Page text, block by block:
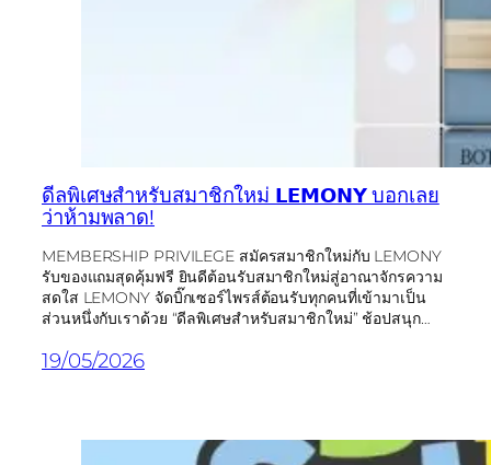
ดีลพิเศษสำหรับสมาชิกใหม่ 𝗟𝗘𝗠𝗢𝗡𝗬 บอกเลย
ว่าห้ามพลาด!
MEMBERSHIP PRIVILEGE สมัครสมาชิกใหม่กับ LEMONY
รับของแถมสุดคุ้มฟรี ยินดีต้อนรับสมาชิกใหม่สู่อาณาจักรความ
สดใส LEMONY จัดบิ๊กเซอร์ไพรส์ต้อนรับทุกคนที่เข้ามาเป็น
ส่วนหนึ่งกับเราด้วย “ดีลพิเศษสำหรับสมาชิกใหม่” ช้อปสนุก…
19/05/2026